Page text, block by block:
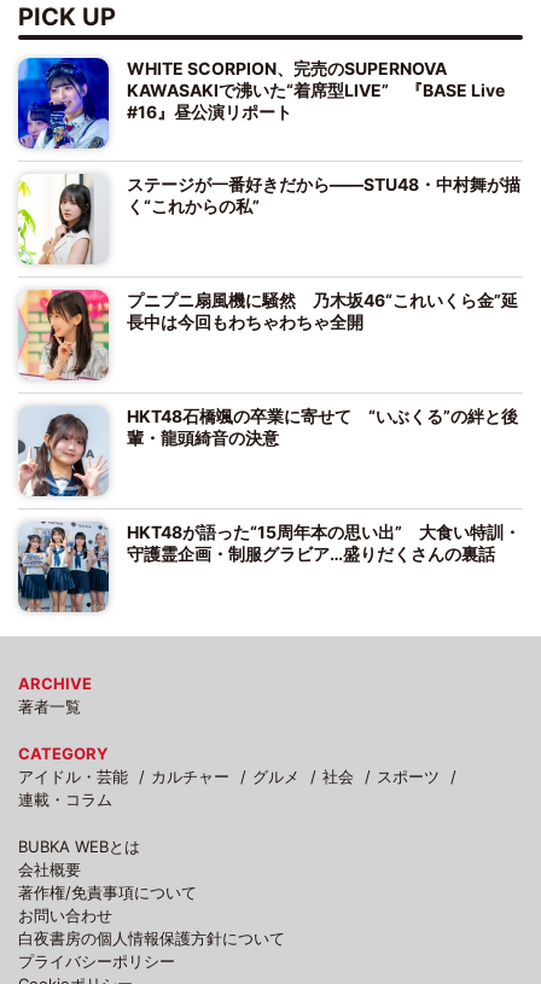
PICK UP
WHITE SCORPION、完売のSUPERNOVA
KAWASAKIで沸いた“着席型LIVE” 『BASE Live
#16』昼公演リポート
ステージが一番好きだから――STU48・中村舞が描
く“これからの私”
プニプニ扇風機に騒然 乃木坂46“これいくら金”延
長中は今回もわちゃわちゃ全開
HKT48石橋颯の卒業に寄せて “いぶくる”の絆と後
輩・龍頭綺音の決意
HKT48が語った“15周年本の思い出” 大食い特訓・
守護霊企画・制服グラビア…盛りだくさんの裏話
ARCHIVE
著者一覧
CATEGORY
アイドル・芸能
カルチャー グルメ 社会
スポーツ
連載・コラム
BUBKA WEBとは
会社概要
著作権/免責事項について
お問い合わせ
白夜書房の個人情報保護方針について
プライバシーポリシー